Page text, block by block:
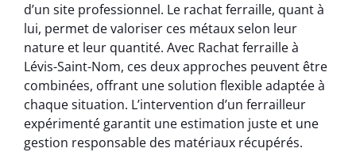
d’un site professionnel. Le rachat ferraille, quant à
lui, permet de valoriser ces métaux selon leur
nature et leur quantité. Avec Rachat ferraille à
Lévis-Saint-Nom, ces deux approches peuvent être
combinées, offrant une solution flexible adaptée à
chaque situation. L’intervention d’un ferrailleur
expérimenté garantit une estimation juste et une
gestion responsable des matériaux récupérés.